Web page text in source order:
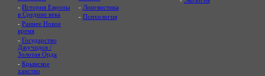
- История Европы
в Средние века
- Раннее Новое
время
- Государство
Джучидов /
Золотая Орда
- Крымское
ханство
- Лингвистика
- Психология